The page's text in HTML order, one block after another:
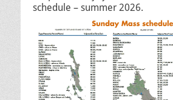
schedule – summer 2026.